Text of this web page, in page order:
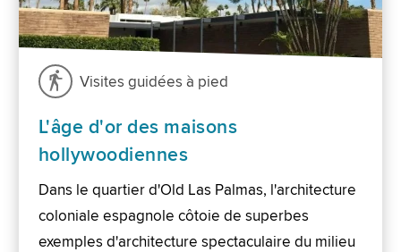
Visites guidées à pied
L'âge d'or des maisons
hollywoodiennes
Dans le quartier d'Old Las Palmas, l'architecture
coloniale espagnole côtoie de superbes
exemples d'architecture spectaculaire du milieu